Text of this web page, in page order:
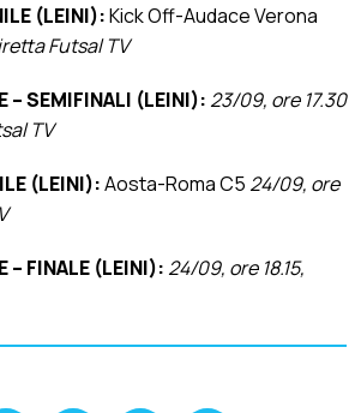
(LEINI):Kick Off-Audace Verona
Futsal TV
– SEMIFINALI (LEINI): 23/09, ore 17.30
TV
(LEINI):Aosta-Roma C5 24/09, ore
– FINALE (LEINI): 24/09, ore 18.15,